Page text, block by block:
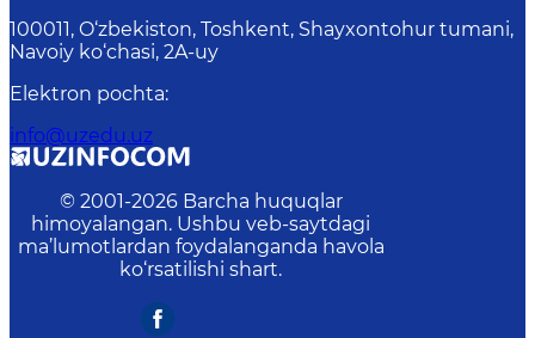
100011, O‘zbekiston, Toshkent, Shayxontohur tumani,
Navoiy ko‘chasi, 2A-uy
Elektron pochta:
info@uzedu.uz
© 2001-2026 Barcha huquqlar
himoyalangan. Ushbu veb-saytdagi
ma’lumotlardan foydalanganda havola
ko‘rsatilishi shart.